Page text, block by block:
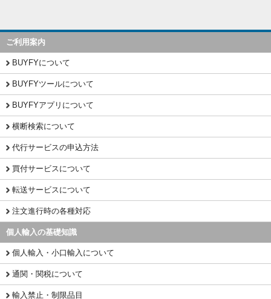
ご利用案内
BUYFYについて
BUYFYツールについて
BUYFYアプリについて
横断検索について
代行サービスの申込方法
買付サービスについて
転送サービスについて
注文進行時の各種対応
個人輸入の基礎知識
個人輸入・小口輸入について
通関・関税について
輸入禁止・制限品目